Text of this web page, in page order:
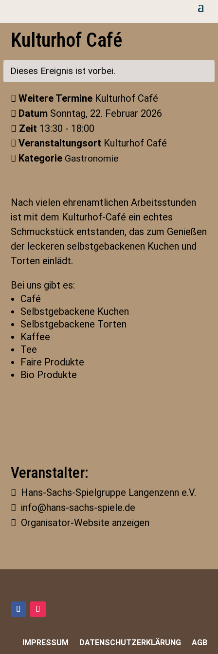
Kulturhof Café
Dieses Ereignis ist vorbei.
Weitere Termine Kulturhof Café
Datum Sonntag, 22. Februar 2026
Zeit 13:30 - 18:00
Veranstaltungsort Kulturhof Café
Kategorie Gastronomie
Nach vielen ehrenamtlichen Arbeitsstunden
ist mit dem Kulturhof-Café ein echtes
Schmuckstück entstanden, das zum Genießen
der leckeren selbstgebackenen Kuchen und
Torten einlädt.
Bei uns gibt es:
Café
Selbstgebackene Kuchen
Selbstgebackene Torten
Kaffee
Tee
Faire Produkte
Bio Produkte
Veranstalter:
Hans-Sachs-Spielgruppe Langenzenn e.V.
info@hans-sachs-spiele.de
Organisator-Website anzeigen
IMPRESSUM DATENSCHUTZERKLÄRUNG
AGB